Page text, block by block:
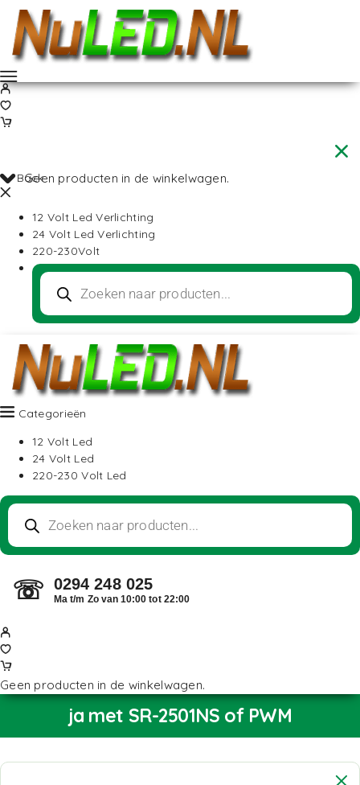
Geen producten in de winkelwagen.
Back
12 Volt Led Verlichting
24 Volt Led Verlichting
220-230Volt
Categorieën
12 Volt Led
24 Volt Led
220-230 Volt Led
☏ 0294 248 025
Ma t/m Zo van 10:00 tot 22:00
Geen producten in de winkelwagen.
ja met SR-2501NS of PWM